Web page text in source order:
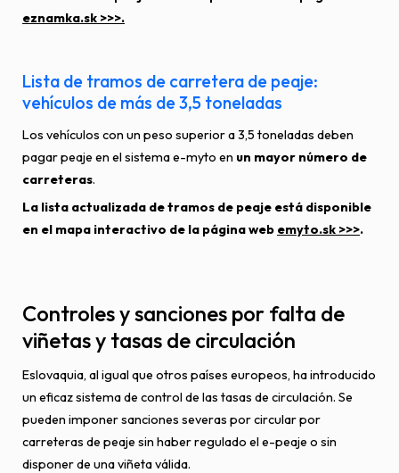
eznamka.sk >>>.
Lista de tramos de carretera de peaje:
vehículos de más de 3,5 toneladas
Los vehículos con un peso superior a 3,5 toneladas deben
pagar peaje en el sistema e-myto en un mayor número de
carreteras.
La lista actualizada de tramos de peaje está disponible
en el mapa interactivo de la página web emyto.sk >>>.
Controles y sanciones por falta de
viñetas y tasas de circulación
Eslovaquia, al igual que otros países europeos, ha introducido
un eficaz sistema de control de las tasas de circulación. Se
pueden imponer sanciones severas por circular por
carreteras de peaje sin haber regulado el e-peaje o sin
disponer de una viñeta válida.